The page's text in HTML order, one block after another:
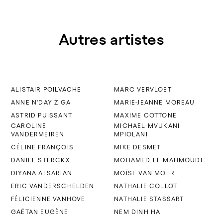
Autres artistes
ALISTAIR POILVACHE
ANNE N'DAYIZIGA
ASTRID PUISSANT
CAROLINE
VANDERMEIREN
CÉLINE FRANÇOIS
DANIEL STERCKX
DIYANA AFSARIAN
ERIC VANDERSCHELDEN
FÉLICIENNE VANHOVE
GAËTAN EUGÈNE
MARC VERVLOET
MARIE-JEANNE MOREAU
MAXIME COTTONE
MICHAEL MVUKANI
MPIOLANI
MIKE DESMET
MOHAMED EL MAHMOUDI
MOÏSE VAN MOER
NATHALIE COLLOT
NATHALIE STASSART
NEM DINH HA